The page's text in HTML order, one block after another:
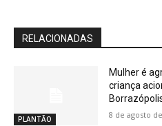
RELACIONADAS
PLANTÃO
Mulher é
criança
8 de agosto